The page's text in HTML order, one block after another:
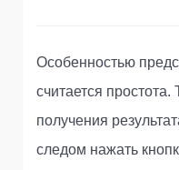
Особенностью
считается
получения
следом нажать